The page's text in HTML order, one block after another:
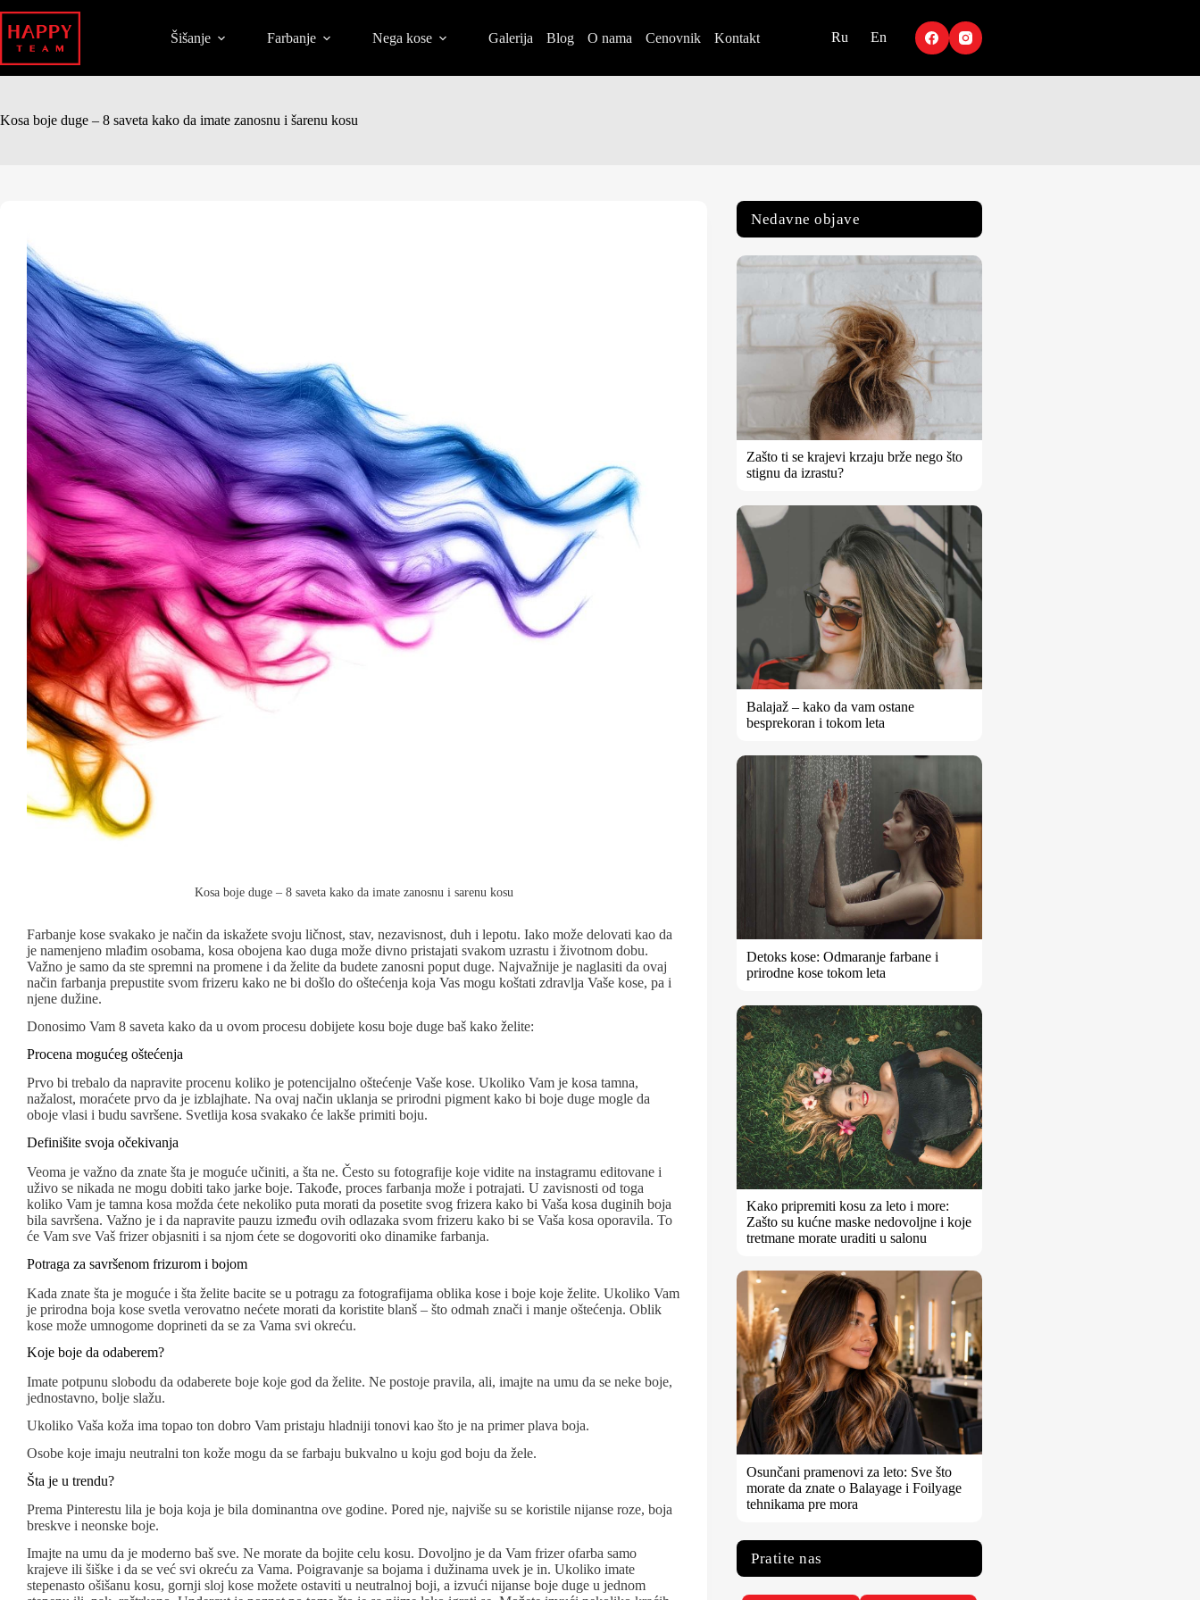
Šišanje Farbanje Nega kose Galerija Blog O nama Cenovnik Kontakt Ru En
Kosa boje duge – 8 saveta kako da imate zanosnu i šarenu kosu
Kosa boje duge – 8 saveta kako da imate zanosnu i sarenu kosu
Farbanje kose svakako je način da iskažete svoju ličnost, stav, nezavisnost, duh i lepotu. Iako može delovati kao da
je namenjeno mlađim osobama, kosa obojena kao duga može divno pristajati svakom uzrastu i životnom dobu.
Važno je samo da ste spremni na promene i da želite da budete zanosni poput duge. Najvažnije je naglasiti da ovaj
način farbanja prepustite svom frizeru kako ne bi došlo do oštećenja koja Vas mogu koštati zdravlja Vaše kose, pa i
njene dužine.
Donosimo Vam 8 saveta kako da u ovom procesu dobijete kosu boje duge baš kako želite:
Procena mogućeg oštećenja
Prvo bi trebalo da napravite procenu koliko je potencijalno oštećenje Vaše kose. Ukoliko Vam je kosa tamna,
nažalost, moraćete prvo da je izblajhate. Na ovaj način uklanja se prirodni pigment kako bi boje duge mogle da
oboje vlasi i budu savršene. Svetlija kosa svakako će lakše primiti boju.
Definišite svoja očekivanja
Veoma je važno da znate šta je moguće učiniti, a šta ne. Često su fotografije koje vidite na instagramu editovane i
uživo se nikada ne mogu dobiti tako jarke boje. Takođe, proces farbanja može i potrajati. U zavisnosti od toga
koliko Vam je tamna kosa možda ćete nekoliko puta morati da posetite svog frizera kako bi Vaša kosa duginih boja
bila savršena. Važno je i da napravite pauzu između ovih odlazaka svom frizeru kako bi se Vaša kosa oporavila. To
će Vam sve Vaš frizer objasniti i sa njom ćete se dogovoriti oko dinamike farbanja.
Potraga za savršenom frizurom i bojom
Kada znate šta je moguće i šta želite bacite se u potragu za fotografijama oblika kose i boje koje želite. Ukoliko Vam
je prirodna boja kose svetla verovatno nećete morati da koristite blanš – što odmah znači i manje oštećenja. Oblik
kose može umnogome doprineti da se za Vama svi okreću.
Koje boje da odaberem?
Imate potpunu slobodu da odaberete boje koje god da želite. Ne postoje pravila, ali, imajte na umu da se neke boje,
jednostavno, bolje slažu.
Ukoliko Vaša koža ima topao ton dobro Vam pristaju hladniji tonovi kao što je na primer plava boja.
Osobe koje imaju neutralni ton kože mogu da se farbaju bukvalno u koju god boju da žele.
Šta je u trendu?
Prema Pinterestu lila je boja koja je bila dominantna ove godine. Pored nje, najviše su se koristile nijanse roze, boja
breskve i neonske boje.
Imajte na umu da je moderno baš sve. Ne morate da bojite celu kosu. Dovoljno je da Vam frizer ofarba samo
krajeve ili šiške i da se već svi okreću za Vama. Poigravanje sa bojama i dužinama uvek je in. Ukoliko imate
stepenasto ošišanu kosu, gornji sloj kose možete ostaviti u neutralnoj boji, a izvući nijanse boje duge u jednom
Nedavne objave
Zašto ti se krajevi krzaju brže nego što
stignu da izrastu?
Balajaž – kako da vam ostane
besprekoran i tokom leta
Detoks kose: Odmaranje farbane i
prirodne kose tokom leta
Kako pripremiti kosu za leto i more:
Zašto su kućne maske nedovoljne i koje
tretmane morate uraditi u salonu
Osunčani pramenovi za leto: Sve što
morate da znate o Balayage i Foilyage
tehnikama pre mora
Pratite nas